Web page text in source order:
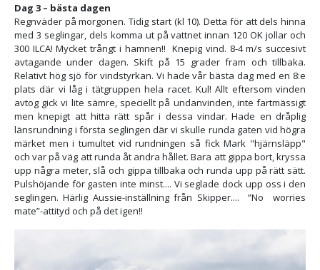
Dag 3 – bästa dagen
Regnväder på morgonen. Tidig start (kl 10). Detta för att dels hinna
med 3 seglingar, dels komma ut på vattnet innan 120 OK jollar och
300 ILCA! Mycket trångt i hamnen!! Knepig vind. 8-4 m/s succesivt
avtagande under dagen. Skift på 15 grader fram och tillbaka.
Relativt hög sjö för vindstyrkan. Vi hade vår bästa dag med en 8:e
plats där vi låg i tätgruppen hela racet. Kul! Allt eftersom vinden
avtog gick vi lite sämre, speciellt på undanvinden, inte fartmässigt
men knepigt att hitta rätt spår i dessa vindar. Hade en dråplig
länsrundning i första seglingen där vi skulle runda gaten vid högra
märket men i tumultet vid rundningen så fick Mark "hjärnsläpp"
och var på väg att runda åt andra hållet. Bara att gippa bort, kryssa
upp några meter, slå och gippa tillbaka och runda upp på rätt sätt.
Pulshöjande för gasten inte minst.... Vi seglade dock upp oss i den
seglingen. Härlig Aussie-inställning från Skipper.... ”No worries
mate”-attityd och på det igen!!